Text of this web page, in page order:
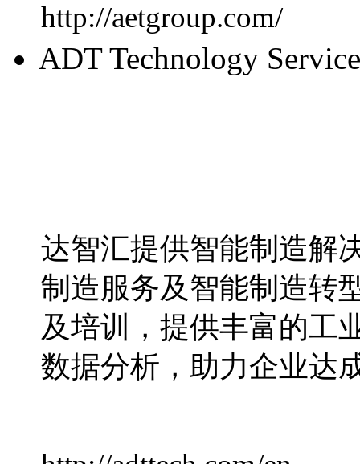
http://aetgroup.com/
ADT Technology
达智汇提供智能制造解
制造服务及智能制造转
及培训，提供丰富的工
数据分析，助力企业达